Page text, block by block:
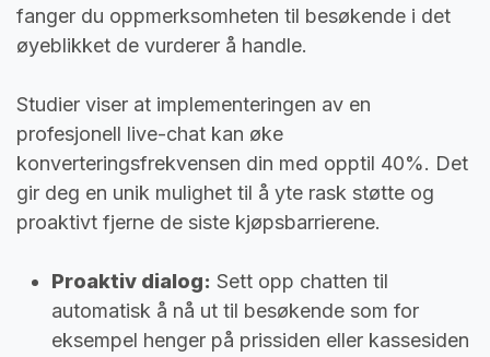
fanger du oppmerksomheten til besøkende i det
øyeblikket de vurderer å handle.
Studier viser at implementeringen av en
profesjonell live-chat kan øke
konverteringsfrekvensen din med opptil 40%. Det
gir deg en unik mulighet til å yte rask støtte og
proaktivt fjerne de siste kjøpsbarrierene.
Proaktiv dialog: Sett opp chatten til
automatisk å nå ut til besøkende som for
eksempel henger på prissiden eller kassesiden